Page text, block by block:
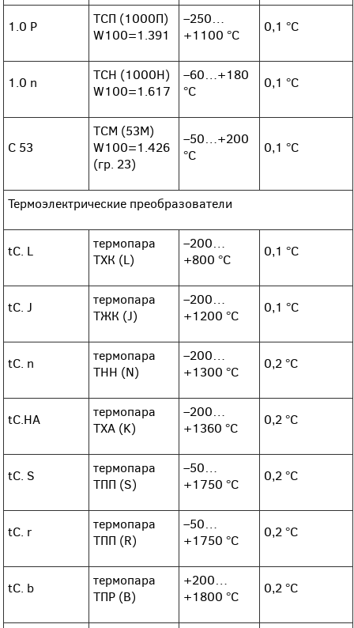
1.0 P
ТСП (1000П)
W100=1.391
–250…
+1100 °С
0,1 °С
1.0 n
ТСН (1000Н)
W100=1.617
–60…+180
°С
0,1 °С
C 53
ТСМ (53М)
W100=1.426
(гр. 23)
–50…+200
°С
0,1 °С
Термоэлектрические преобразователи
tC. L
термопара
ТХК (L)
–200…
+800 °С
0,1 °С
tC. J
термопара
ТЖК (J)
–200…
+1200 °С
0,1 °С
tC. n
термопара
ТНН (N)
–200…
+1300 °С
0,2 °С
tC.HA
термопара
ТХА (K)
–200…
+1360 °С
0,2 °С
tC. S
термопара
ТПП (S)
–50…
+1750 °C
0,2 °С
tC. r
термопара
ТПП (R)
–50…
+1750 °C
0,2 °С
tC. b
термопара
ТПР (В)
+200…
+1800 °C
0,2 °С